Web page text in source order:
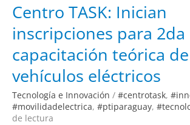
Centro TASK: Inician
inscripciones para 2da
capacitación teórica de
vehículos eléctricos
Tecnología e Innovación / #centrotask,
#movilidadelectrica, #ptiparaguay,
de lectura
TASK:
Inician
inscripciones
para
capacitación
teórica
de
vehículos
eléctricos